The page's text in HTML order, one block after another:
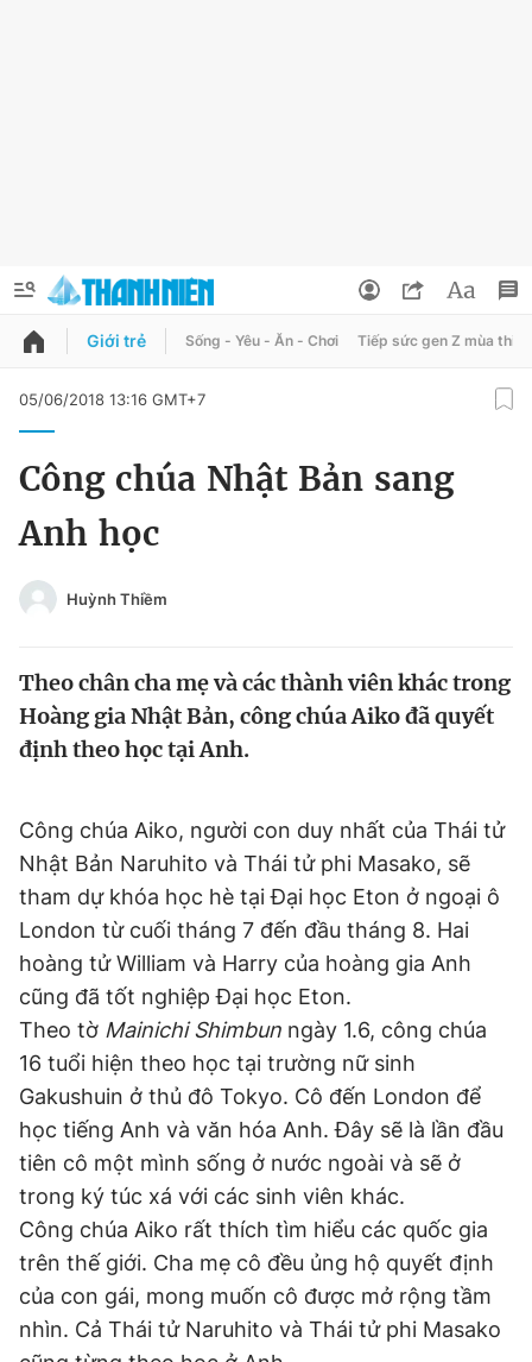
QUẢNG CÁO
Chuyên mục
Chào ngày mới
Tin thị trường Tin 360
Video
Sản phẩm khác
Tiện ích Bạn cần biết
Thông tin tòa soạn Liên hệ quảng cáo
Đọc Thanh Niên trên điện thoại
Theo dõi báo trên
Đổi mật khẩu
Tin đã lưu
Giới trẻ Sống - Yêu - Ăn - Chơi Tiếp sức gen Z mùa thi
05/06/2018 13:16 GMT+7
Công chúa Nhật Bản sang
Anh học
Huỳnh Thiềm
Theo chân cha mẹ và các thành viên khác trong
Hoàng gia Nhật Bản, công chúa Aiko đã quyết
định theo học tại Anh.
Công chúa Aiko, người con duy nhất của Thái tử
Nhật Bản Naruhito và Thái tử phi Masako, sẽ
tham dự khóa học hè tại Đại học Eton ở ngoại ô
London từ cuối tháng 7 đến đầu tháng 8. Hai
hoàng tử William và Harry của hoàng gia Anh
cũng đã tốt nghiệp Đại học Eton.
Theo tờ Mainichi Shimbun ngày 1.6, công chúa
16 tuổi hiện theo học tại trường nữ sinh
Gakushuin ở thủ đô Tokyo. Cô đến London để
học tiếng Anh và văn hóa Anh. Đây sẽ là lần đầu
tiên cô một mình sống ở nước ngoài và sẽ ở
trong ký túc xá với các sinh viên khác.
Công chúa Aiko rất thích tìm hiểu các quốc gia
trên thế giới. Cha mẹ cô đều ủng hộ quyết định
của con gái, mong muốn cô được mở rộng tầm
nhìn. Cả Thái tử Naruhito và Thái tử phi Masako